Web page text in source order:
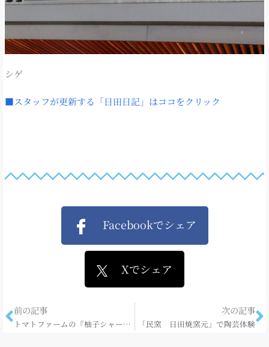
シゲ
■スタッフが更新する「日田日記」はココをクリック
Facebookでシェア
Xでシェア
前の記事
トマトファームの『柚子シャーベット』！
次の記事
「民窯 日田焼窯元」で陶芸体験